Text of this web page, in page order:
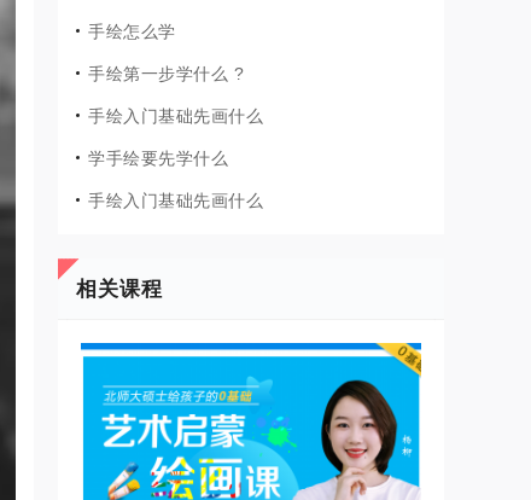
手绘怎么学
手绘第一步学什么 ?
手绘入门基础先画什么
学手绘要先学什么
手绘入门基础先画什么
相关课程